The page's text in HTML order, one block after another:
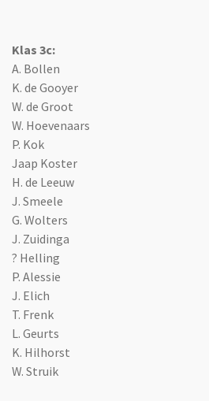
Klas 3c:
A. Bollen
K. de Gooyer
W. de Groot
W. Hoevenaars
P. Kok
Jaap Koster
H. de Leeuw
J. Smeele
G. Wolters
J. Zuidinga
? Helling
P. Alessie
J. Elich
T. Frenk
L. Geurts
K. Hilhorst
W. Struik